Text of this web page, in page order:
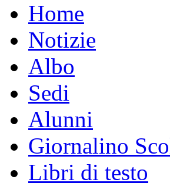
Home
Notizie
Albo
Sedi
Alunni
Giornalino
Libri di testo